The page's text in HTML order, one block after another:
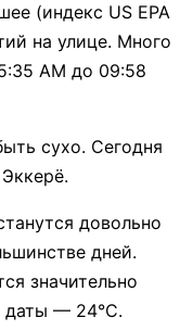
(индекс US EPA
на улице. Много
AM до 09:58
сухо. Сегодня
довольно
дней.
значительно
даты — 24°C.